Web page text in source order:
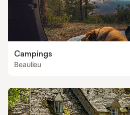
Campings
Beaulieu